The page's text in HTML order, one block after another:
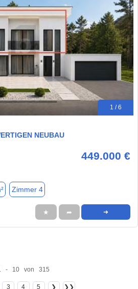
1 / 6
NEUBAU
449.000 €
Zimmer 4
★ ➦ ➜
- 10 von 315
3 4 5 ❯ ❯❯